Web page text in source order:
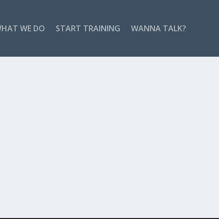
WE DO START TRAINING WANNA TALK?